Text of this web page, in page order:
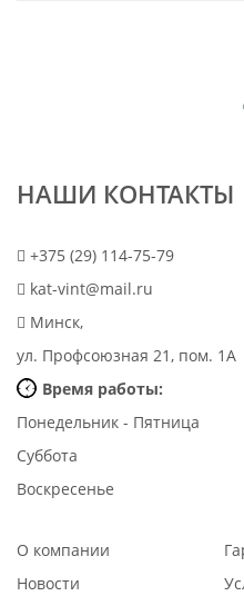
НАШИ КОНТАКТЫ
+375 (29) 114-75-79
kat-vint@mail.ru
Минск,
ул. Профсоюзная 21, пом. 1А
Время работы:
Понедельник - Пятница
Суббота
Воскресенье
О компании
Новости